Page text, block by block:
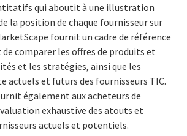
qui aboutit à une illustration
la position de chaque fournisseur sur
fournit un cadre de référence
comparer les offres de produits et
et les stratégies, ainsi que les
actuels et futurs des fournisseurs TIC.
également aux acheteurs de
exhaustive des atouts et
actuels et potentiels.